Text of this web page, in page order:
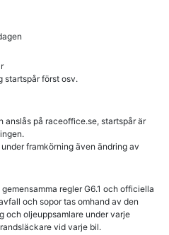
startspår först osv.
anslås på raceoffice.se, startspår är
framkörning även ändring av
regler G6.1 och officiella
och sopor tas omhand av den
och oljeuppsamlare under varje
vid varje bil.